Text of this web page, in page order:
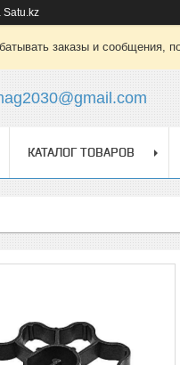
Satu.kz
заказы и сообщения,
КАТАЛОГ ТОВАРОВ